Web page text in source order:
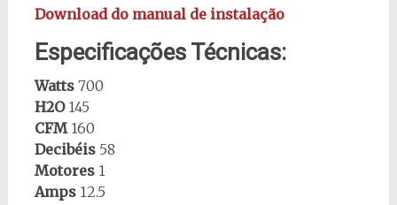
Download do manual de instalação
Especificações Técnicas:
Watts 700
H2O145
CFM160
Decibéis58
Motores1
Amps12.5